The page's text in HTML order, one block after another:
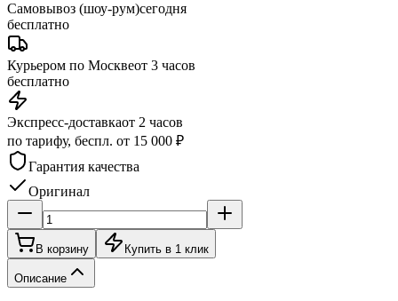
Самовывоз (шоу-рум)сегодня
бесплатно
Курьером по Москвеот 3 часов
бесплатно
Экспресс-доставкаот 2 часов
по тарифу, беспл. от 15 000 ₽
Гарантия качества
Оригинал
В корзину Купить в 1 клик
Описание